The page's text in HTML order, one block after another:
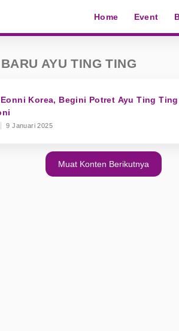
Home Event
AYU TING TING
Korea, Begini Potret Ayu Ting
9 Januari 2025
Muat Konten Berikutnya